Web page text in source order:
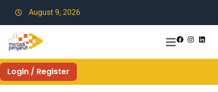
August 9, 2026
Login / Register